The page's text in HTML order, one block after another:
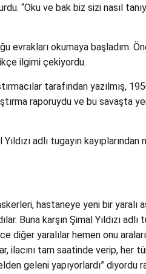
“Oku ve bak biz sizi nasıl
evrakları okumaya başladım.
ilgimi çekiyordu.
tarafından yazılmış,
raporuydu ve bu savaşta
adlı tugayın kayıplarından
hastaneye yeni bir yaralı
Buna karşın Şimal Yıldızı adlı
diğer yaralılar hemen onu
ilacını tam saatinde verip, her
geleni yapıyorlardı” diyordu